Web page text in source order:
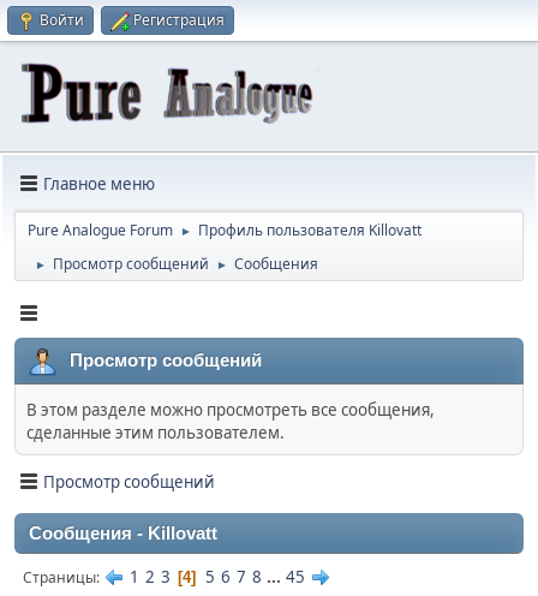
Войти Регистрация
Главное меню
Pure Analogue Forum ► Профиль пользователя Killovatt
► Просмотр сообщений ► Сообщения
Просмотр сообщений
В этом разделе можно просмотреть все сообщения,
сделанные этим пользователем.
Просмотр сообщений
Сообщения - Killovatt
Страницы 1 2 3 4 5 6 7 8 ... 45